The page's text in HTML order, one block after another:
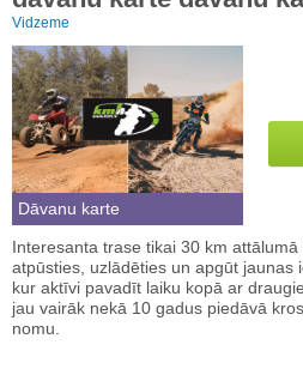
Vidzeme
Dāvanu karte
Interesanta trase tikai 30 km
atpūsties, uzlādēties un apgūt jaunas
kur aktīvi pavadīt laiku kopā ar
jau vairāk nekā 10 gadus piedāvā
nomu.